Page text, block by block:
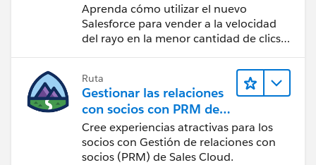
Aprenda cómo utilizar el nuevo
Salesforce para vender a la velocidad
del rayo en la menor cantidad de clics
Ruta
Gestionar las relaciones
con socios con PRM de
Sales Cloud
Cree experiencias atractivas para los
socios con Gestión de relaciones con
socios (PRM) de Sales Cloud.